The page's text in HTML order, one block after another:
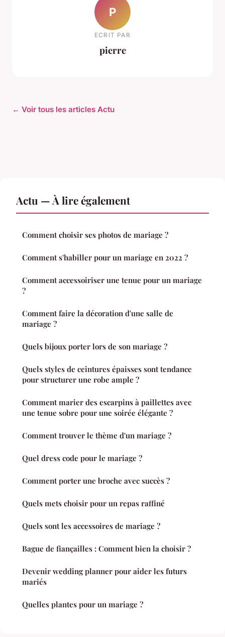
P
ECRIT PAR
pierre
← Voir tous les articles Actu
Actu — À lire également
Comment choisir ses photos de mariage ?
Comment s'habiller pour un mariage en 2022 ?
Comment accessoiriser une tenue pour un mariage
?
Comment faire la décoration d'une salle de
mariage ?
Quels bijoux porter lors de son mariage ?
Quels styles de ceintures épaisses sont tendance
pour structurer une robe ample ?
Comment marier des escarpins à paillettes avec
une tenue sobre pour une soirée élégante ?
Comment trouver le thème d'un mariage ?
Quel dress code pour le mariage ?
Comment porter une broche avec succès ?
Quels mets choisir pour un repas raffiné
Quels sont les accessoires de mariage ?
Bague de fiançailles : Comment bien la choisir ?
Devenir wedding planner pour aider les futurs
mariés
Quelles plantes pour un mariage ?